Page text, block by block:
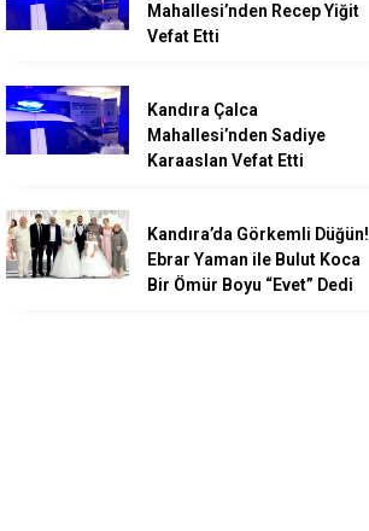
Mahallesi’nden Recep Yiğit
Vefat Etti
Kandıra Çalca
Mahallesi’nden Sadiye
Karaaslan Vefat Etti
Kandıra’da Görkemli Düğün!
Ebrar Yaman ile Bulut Koca
Bir Ömür Boyu “Evet” Dedi